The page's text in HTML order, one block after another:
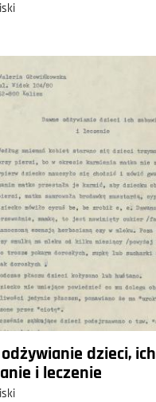
dzieci, ich
i leczenie